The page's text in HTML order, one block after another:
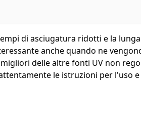
di asciugatura ridotti e la
anche quando ne
delle altre fonti UV non
le istruzioni per l'uso